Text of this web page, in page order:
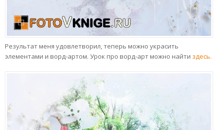
Результат меня удовлетворил, теперь можно украсить
элементами и ворд-артом. Урок про ворд-арт можно найти здесь.